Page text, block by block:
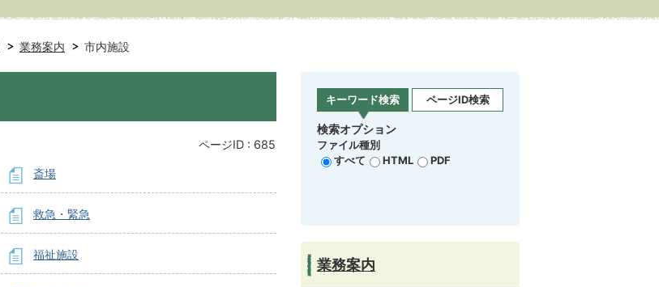
業務案内 市内施設
ページID : 685
斎場
救急・緊急
福祉施設
キーワード検索 ページID検索
検索オプション
ファイル種別
すべて
HTML PDF
業務案内